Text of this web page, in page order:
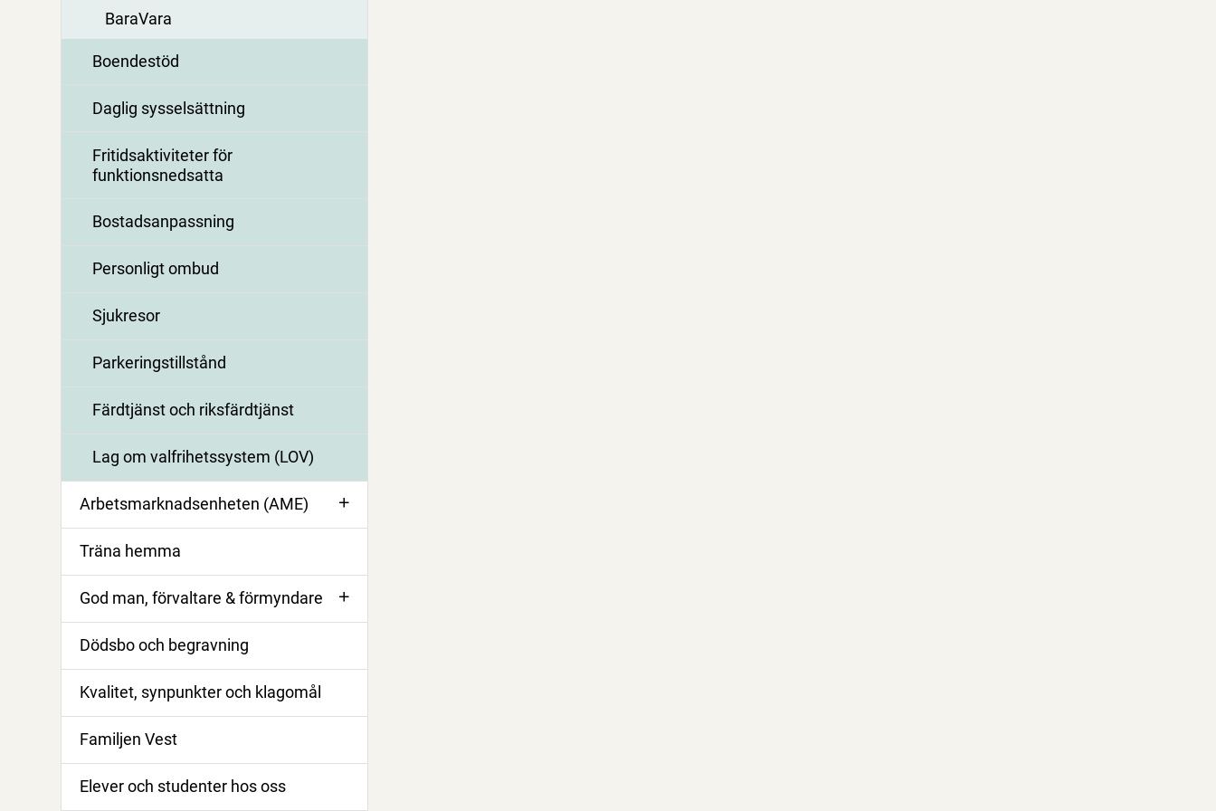
BaraVara
Boendestöd
Daglig sysselsättning
Fritidsaktiviteter för
funktionsnedsatta
Bostadsanpassning
Personligt ombud
Sjukresor
Parkeringstillstånd
Färdtjänst och riksfärdtjänst
Lag om valfrihetssystem (LOV)
Arbetsmarknadsenheten (AME)
Träna hemma
God man, förvaltare & förmyndare
Dödsbo och begravning
Kvalitet, synpunkter och klagomål
Familjen Vest
Elever och studenter hos oss